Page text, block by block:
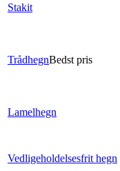
Stakit
TrådhegnBedst pris
Lamelhegn
Vedligeholdelsesfrit hegn